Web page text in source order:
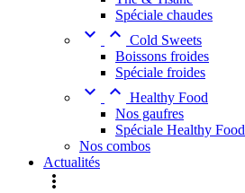
Spéciale chaudes
  Cold Sweets
Boissons froides
Spéciale froides
  Healthy Food
Nos gaufres
Spéciale Healthy Food
Nos combos
Actualités
